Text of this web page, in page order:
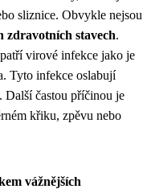
sliznice. Obvykle nejsou
zdravotních stavech.
virové infekce jako je
Tyto infekce oslabují
Další častou příčinou je
křiku, zpěvu nebo
vážnějších